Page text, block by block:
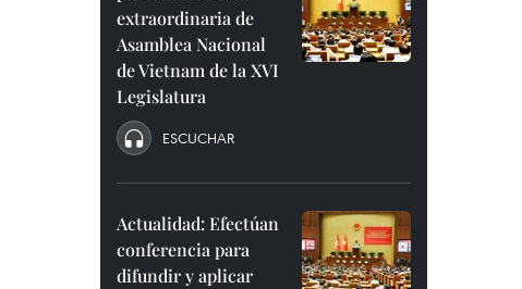
extraordinaria de
Asamblea Nacional
de Vietnam de la XVI
Legislatura
ESCUCHAR
Actualidad: Efectúan
conferencia para
difundir y aplicar